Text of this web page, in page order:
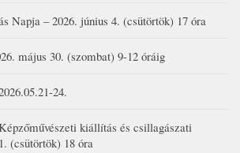
Napja – 2026. június 4. (csütörtök) 17 óra
május 30. (szombat) 9-12 óráig
24.
kiállítás és csillagászati
(csütörtök) 18 óra